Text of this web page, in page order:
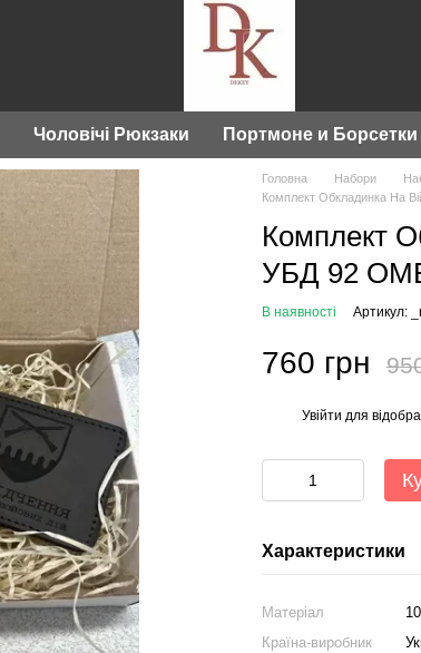
Чоловічі Рюкзаки Портмоне и Борсетки
Головна Набори
Комплект Обкладинка На
Комплект
УБД 92
В наявності Артикул:
760 грн
Увійти для
Характеристики
Матеріал
Країна-виробник